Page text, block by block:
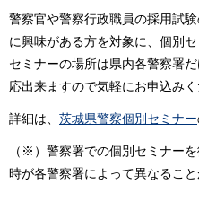
警察官や警察行政職員の採用試
に興味がある方を対象に、個別セ
セミナーの場所は県内各警察署
応出来ますので気軽にお申込みく
詳細は、 茨城県警察個別セミナー
（※）警察署での個別セミナー
時が各警察署によって異なるこ